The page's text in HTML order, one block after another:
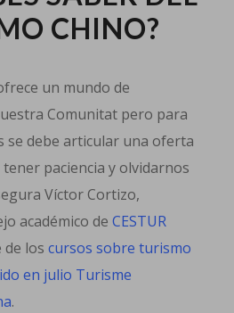
CHINO?
un mundo de
Comunitat pero para
se debe articular una oferta
paciencia y olvidarnos
Víctor Cortizo,
académico de CESTUR
los cursos sobre turismo
en julio Turisme
.